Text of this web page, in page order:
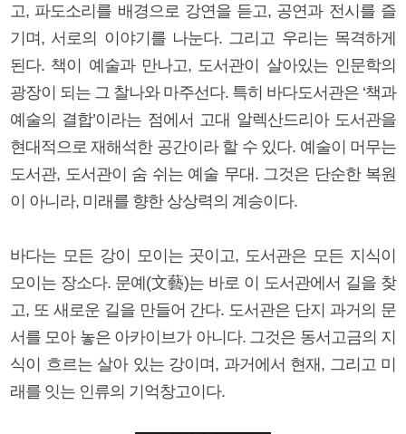
고, 파도소리를 배경으로 강연을 듣고, 공연과 전시를 즐
기며, 서로의 이야기를 나눈다. 그리고 우리는 목격하게
된다. 책이 예술과 만나고, 도서관이 살아있는 인문학의
광장이 되는 그 찰나와 마주선다. 특히 바다도서관은 ‘책과
예술의 결합’이라는 점에서 고대 알렉산드리아 도서관을
현대적으로 재해석한 공간이라 할 수 있다. 예술이 머무는
도서관, 도서관이 숨 쉬는 예술 무대. 그것은 단순한 복원
이 아니라, 미래를 향한 상상력의 계승이다.
바다는 모든 강이 모이는 곳이고, 도서관은 모든 지식이
모이는 장소다. 문예(文藝)는 바로 이 도서관에서 길을 찾
고, 또 새로운 길을 만들어 간다. 도서관은 단지 과거의 문
서를 모아 놓은 아카이브가 아니다. 그것은 동서고금의 지
식이 흐르는 살아 있는 강이며, 과거에서 현재, 그리고 미
래를 잇는 인류의 기억창고이다.